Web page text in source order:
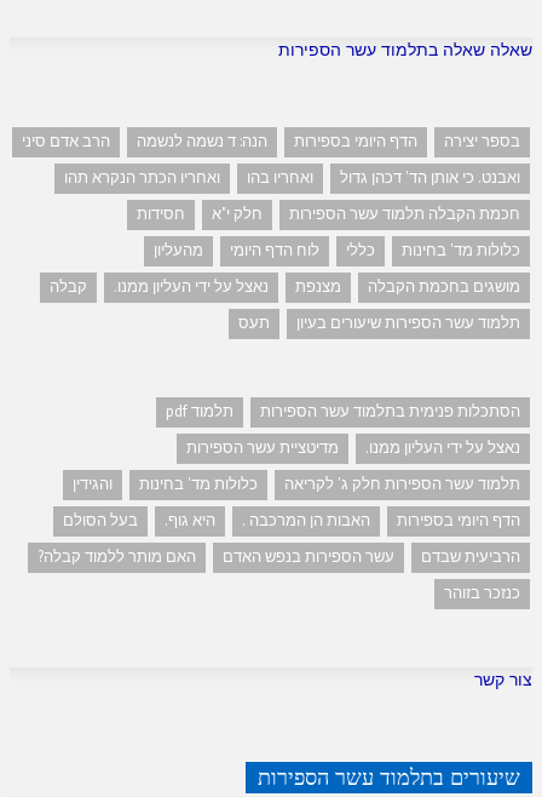
שאלה שאלה בתלמוד עשר הספירות
בספר יצירה הדף היומי בספירות הנה: ד נשמה לנשמה
הרב אדם סיני
ואבנט. כי אותן הד' דכהן גדול
ואחריו בהו
ואחריו הכתר הנקרא תהו
חכמת הקבלה תלמוד עשר הספירות
חלק י"א
חסידות
כלולות מד' בחינות
כללי לוח הדף היומי
מהעליון
מושגים בחכמת הקבלה
מצנפת נאצל על ידי העליון ממנו.
קבלה
תלמוד עשר הספירות שיעורים בעיון
תעס
הסתכלות פנימית בתלמוד עשר הספירות
תלמוד pdf
נאצל על ידי העליון ממנו.
מדיטציית עשר הספירות
תלמוד עשר הספירות חלק ג' לקריאה
כלולות מד' בחינות
והגידין
הדף היומי בספירות
האבות הן המרכבה . היא גוף.
בעל הסולם
הרביעית שבדם
עשר הספירות בנפש האדם
האם מותר ללמוד קבלה?
כנזכר בזוהר
צור קשר
שיעורים בתלמוד עשר הספירות